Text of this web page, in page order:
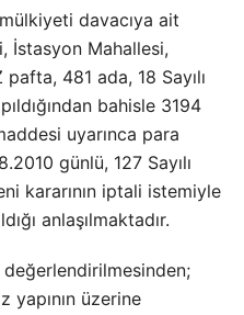
davacıya ait
İstasyon Mahallesi,
481 ada, 18 Sayılı
bahisle 3194
uyarınca para
günlü, 127 Sayılı
kararının iptali istemiyle
anlaşılmaktadır.
yapının üzerine